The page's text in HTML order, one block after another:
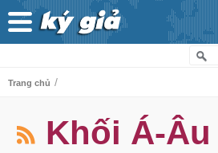
Trang chủ /
Khối Á-Âu